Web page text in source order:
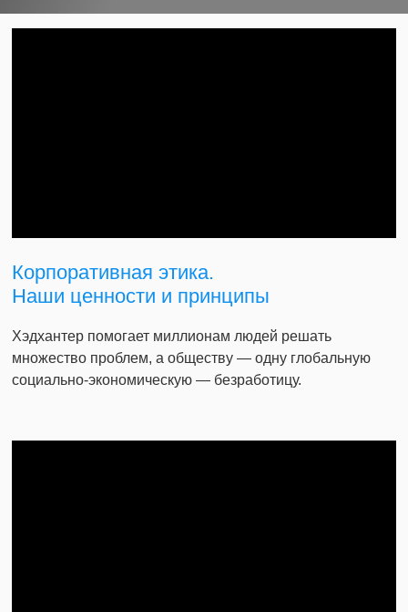
Корпоративная этика.
Наши ценности и принципы
Хэдхантер помогает миллионам людей решать
множество проблем, а обществу — одну глобальную
социально-экономическую — безработицу.